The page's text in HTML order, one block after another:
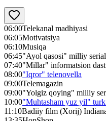
06:00Telekanal madhiyasi
06:05Motivatsiya
06:10Musiqa
06:45"Ayol qasosi" milliy
07:40"Millar" informatsion
08:00"Iqror" telenovella
09:00Telemagazin
09:00"Yolgiz qoying" milliy
10:00"Muhtasham yuz yil"
11:10Badiiy film (Xorij)